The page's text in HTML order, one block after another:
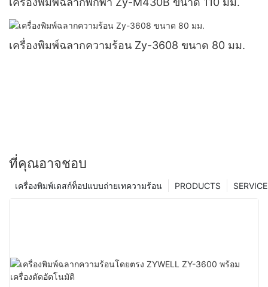
เครื่องพิมพ์ฉลากความร้อน Zy-3608 ขนาด 80 มม.
ที่คุณอาจชอบ
SERVICE
PRODUCTS
เครื่องพิมพ์เดสก์ท็อปแบบถ่ายเทความร้อน